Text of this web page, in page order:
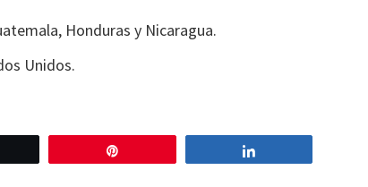
Honduras y Nicaragua.
Unidos.